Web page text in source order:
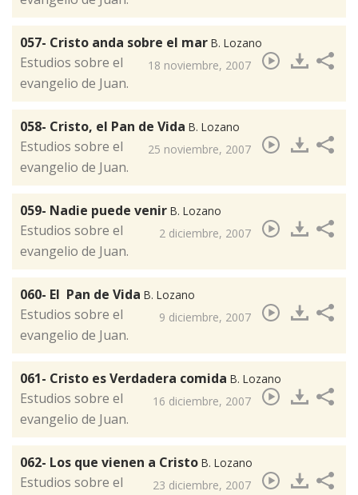
057- Cristo anda sobre el mar B. Lozano
18 noviembre, 2007
​Estudios sobre el
evangelio de Juan.
058- Cristo, el Pan de Vida B. Lozano
25 noviembre, 2007
​Estudios sobre el
evangelio de Juan.
059- Nadie puede venir B. Lozano
2 diciembre, 2007
​Estudios sobre el
evangelio de Juan.
060- El Pan de Vida B. Lozano
9 diciembre, 2007
​Estudios sobre el
evangelio de Juan.
061- Cristo es Verdadera comida B. Lozano
16 diciembre, 2007
Estudios sobre el
evangelio de Juan.
062- Los que vienen a Cristo B. Lozano
23 diciembre, 2007
​Estudios sobre el